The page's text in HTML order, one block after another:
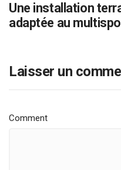
Une installation
adaptée au
Laisser un
Comment